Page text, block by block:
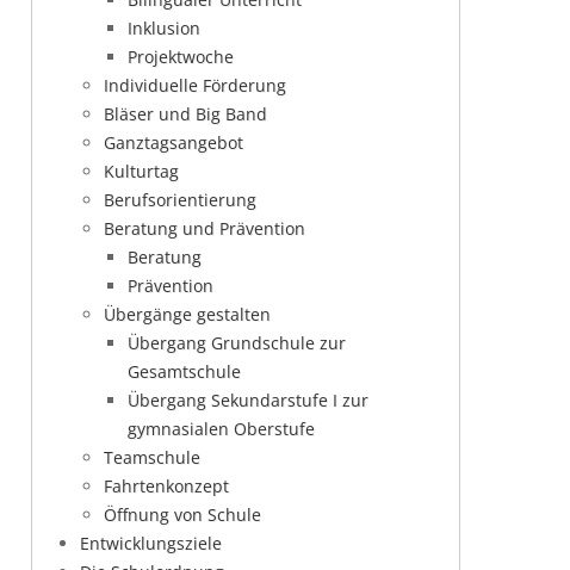
Inklusion
Projektwoche
Individuelle Förderung
Bläser und Big Band
Ganztagsangebot
Kulturtag
Berufsorientierung
Beratung und Prävention
Beratung
Prävention
Übergänge gestalten
Übergang Grundschule zur
Gesamtschule
Übergang Sekundarstufe I zur
gymnasialen Oberstufe
Teamschule
Fahrtenkonzept
Öffnung von Schule
Entwicklungsziele